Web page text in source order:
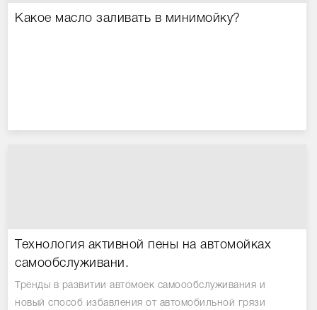
Какое масло заливать в минимойку?
Технология активной пены на автомойках
самообслуживани.
Тренды в развитии автомоек самоообслуживания и
новый способ избавления от автомобильной грязи